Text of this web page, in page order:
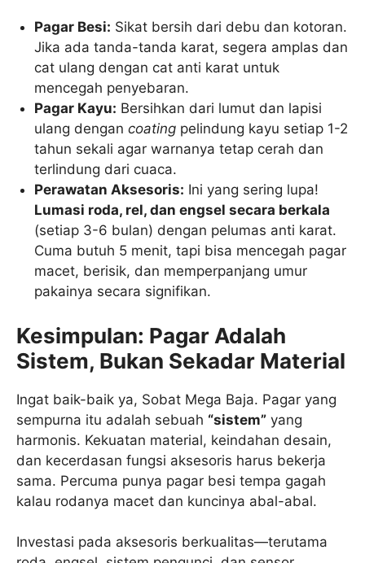
Pagar Besi: Sikat bersih dari debu dan kotoran.
Jika ada tanda-tanda karat, segera amplas dan
cat ulang dengan cat anti karat untuk
mencegah penyebaran.
Pagar Kayu: Bersihkan dari lumut dan lapisi
ulang dengancoating pelindung kayu setiap 1-2
tahun sekali agar warnanya tetap cerah dan
terlindung dari cuaca.
Perawatan Aksesoris: Ini yang sering lupa!
Lumasi roda, rel, dan engsel secara berkala
(setiap 3-6 bulan) dengan pelumas anti karat.
Cuma butuh 5 menit, tapi bisa mencegah pagar
macet, berisik, dan memperpanjang umur
pakainya secara signifikan.
Kesimpulan: Pagar Adalah
Sistem, Bukan Sekadar Material
Ingat baik-baik ya, Sobat Mega Baja. Pagar yang
sempurna itu adalah sebuah “sistem” yang
harmonis. Kekuatan material, keindahan desain,
dan kecerdasan fungsi aksesoris harus bekerja
sama. Percuma punya pagar besi tempa gagah
kalau rodanya macet dan kuncinya abal-abal.
Investasi pada aksesoris berkualitas—terutama